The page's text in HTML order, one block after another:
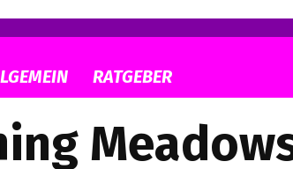
RATGEBER